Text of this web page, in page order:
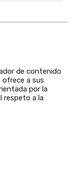
de contenido
a sus
por la
respeto a la